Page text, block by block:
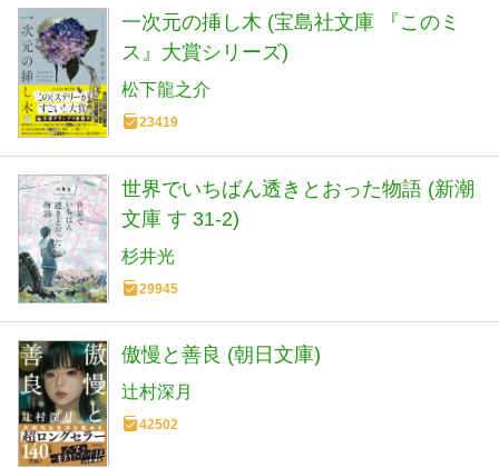
一次元の挿し木 (宝島社文庫 『このミ
ス』大賞シリーズ)
松下龍之介
23419
世界でいちばん透きとおった物語 (新潮
文庫 す 31-2)
杉井光
29945
傲慢と善良 (朝日文庫)
辻村深月
42502